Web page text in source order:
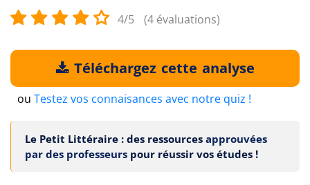
4/5 (4 évaluations)
Téléchargez cette analyse
ou Testez vos connaisances avec notre quiz !
Le Petit Littéraire : des ressources approuvées
par des professeurs pour réussir vos études !